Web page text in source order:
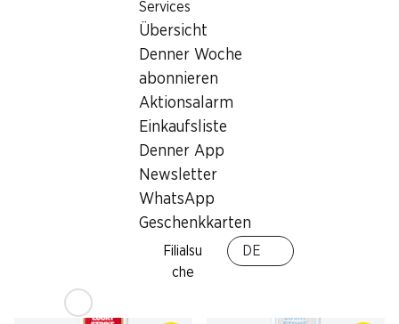
Services
Übersicht
Denner Woche
abonnieren
Aktionsalarm
Einkaufsliste
Denner App
Newsletter
WhatsApp
Geschenkkarten
Filialsu
che
DE
Rauchen ist tödlich – hören Sie jetzt
HIT
77.–
Lucky Strike Blue Crush
Double Click
Box, 10 x 20 Zigaretten
Rauchen ist tödlich – hören Sie jetzt
auf